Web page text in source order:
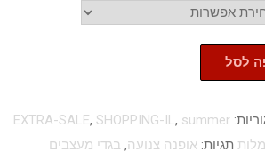
לסל
EXTRA-SALE, SHOPPING-IL, summer
תגיות: אופנה צנועה, בגדי מעצבים